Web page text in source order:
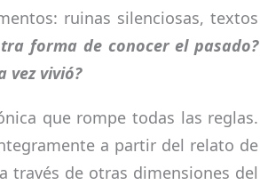
ruinas silenciosas, textos
forma de conocer el pasado?
vez vivió?
que rompe todas las reglas.
a partir del relato de
través de otras dimensiones del